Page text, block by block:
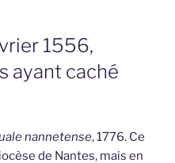
1556,
ayant caché
nannetense, 1776. Ce
de Nantes, mais en